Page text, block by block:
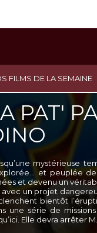
FILMS DE LA SEMAINE
PAT'
mystérieuse
et peuplée de
et devenu un
avec un projet
bientôt
une série de
Elle devra arrêter